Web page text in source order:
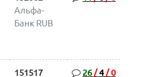
Альфа-
Банк RUB
151517
26/4/0